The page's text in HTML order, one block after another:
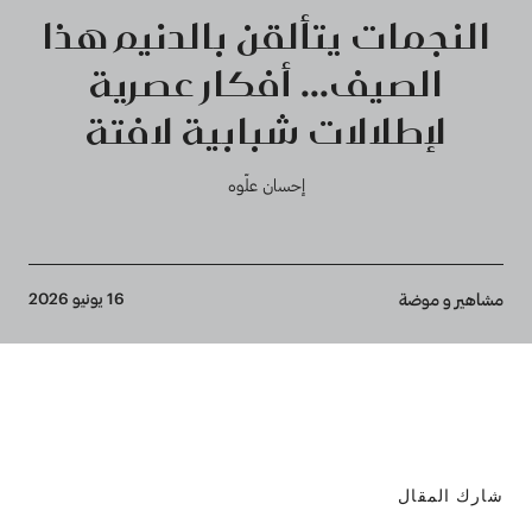
النجمات يتألقن بالدنيم هذا
الصيف... أفكار عصرية
لإطلالات شبابية لافتة
إحسان علّوه
Breadcrumb
مشاهير و موضة 16 يونيو 2026
شارك المقال